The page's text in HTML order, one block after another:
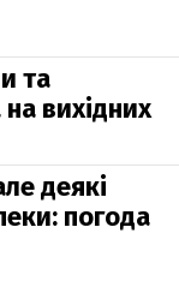
та
вихідних
деякі
погода